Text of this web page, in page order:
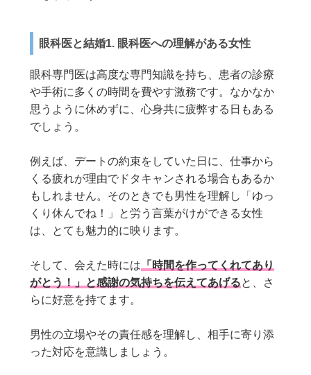
眼科医と結婚1. 眼科医への理解がある女性
眼科専門医は高度な専門知識を持ち、患者の診療
や手術に多くの時間を費やす激務です。なかなか
思うように休めずに、心身共に疲弊する日もある
でしょう。
例えば、デートの約束をしていた日に、仕事から
くる疲れが理由でドタキャンされる場合もあるか
もしれません。そのときでも男性を理解し「ゆっ
くり休んでね！」と労う言葉がけができる女性
は、とても魅力的に映ります。
そして、会えた時には 「時間を作ってくれてあり
がとう！」と感謝の気持ちを伝えてあげると、さ
らに好意を持てます。
男性の立場やその責任感を理解し、相手に寄り添
った対応を意識しましょう。